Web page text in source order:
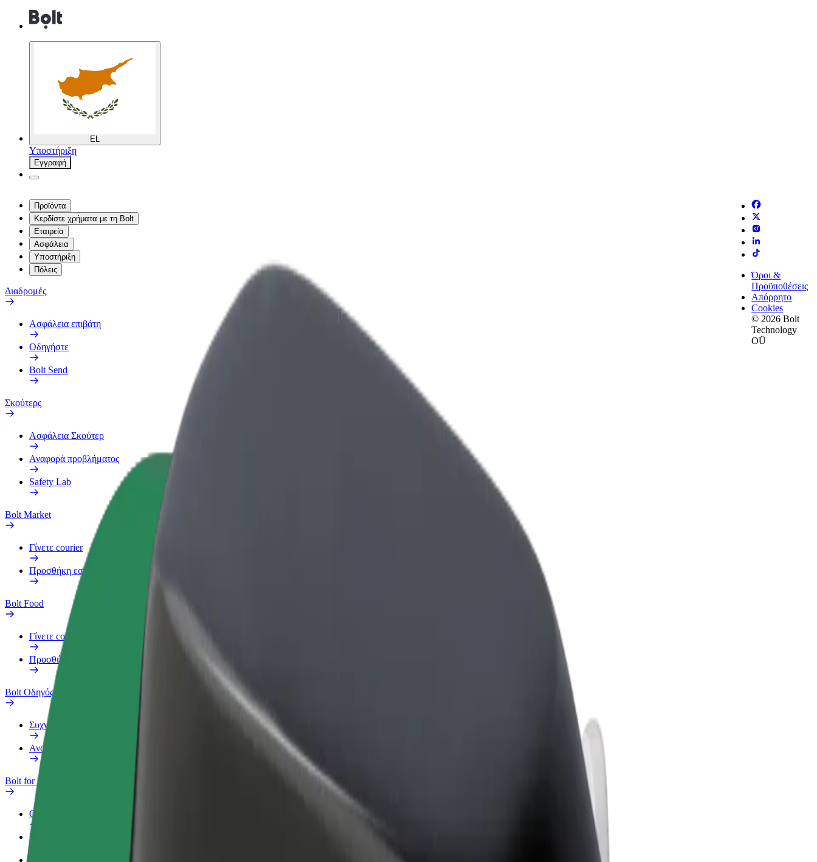
EL
Υποστήριξη
Εγγραφή
Προϊόντα
Κερδίστε χρήματα με τη Bolt
Εταιρεία
Ασφάλεια
Υποστήριξη
Πόλεις
Διαδρομές
Ασφάλεια επιβάτη
Οδηγήστε
Bolt Send
Σκούτερς
Ασφάλεια Σκούτερ
Αναφορά προβλήματος
Safety Lab
Bolt Market
Γίνετε courier
Προσθήκη εστιατορίου ή καταστήματος
Bolt Food
Γίνετε courier
Προσθήκη εστιατορίου ή καταστήματος
Bolt Οδηγός
Συχνές Ερωτήσεις
Αναφορά οχήματος
Bolt for Business
Οφέλη
Προφίλ Εργασίας
Όροι &
Προϋποθέσεις
Απόρρητο
Cookies
© 2026 Bolt
Technology
OÜ